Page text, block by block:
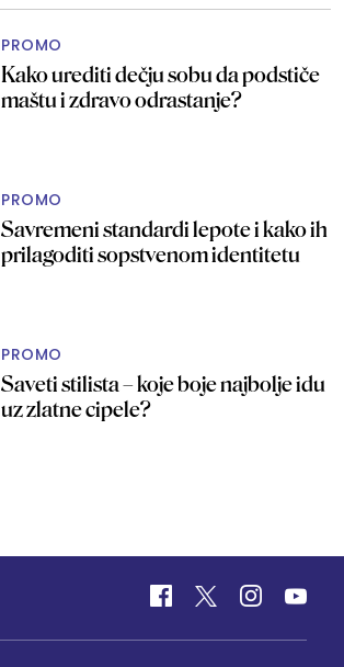
PROMO
Kako urediti dečju sobu da podstiče
maštu i zdravo odrastanje?
PROMO
Savremeni standardi lepote i kako ih
prilagoditi sopstvenom identitetu
PROMO
Saveti stilista – koje boje najbolje idu
uz zlatne cipele?